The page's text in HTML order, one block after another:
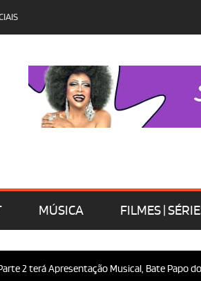
MÚSICA FILMES |
terá Apresentação Musical, Bate Papo do